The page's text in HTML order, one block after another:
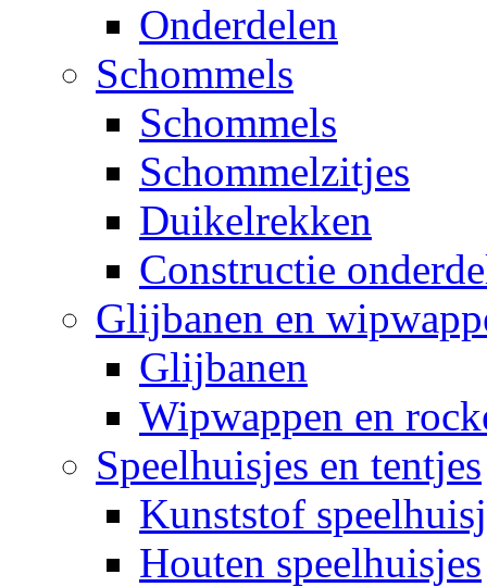
Onderdelen
Schommels
Schommels
Schommelzitjes
Duikelrekken
Constructie
Glijbanen en
Glijbanen
Wipwappen en
Speelhuisjes en tentjes
Kunststof
Houten speelhuisjes